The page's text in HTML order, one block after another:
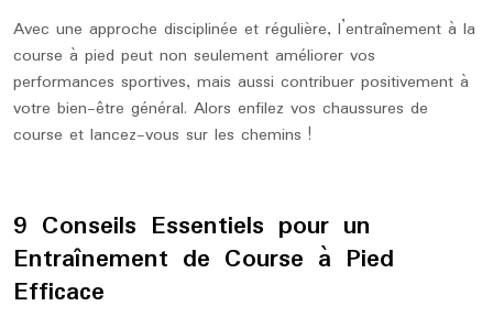
Avec une approche disciplinée et régulière, l’entraînement à la
course à pied peut non seulement améliorer vos
performances sportives, mais aussi contribuer positivement à
votre bien-être général. Alors enfilez vos chaussures de
course et lancez-vous sur les chemins !
9 Conseils Essentiels pour un
Entraînement de Course à Pied
Efficace